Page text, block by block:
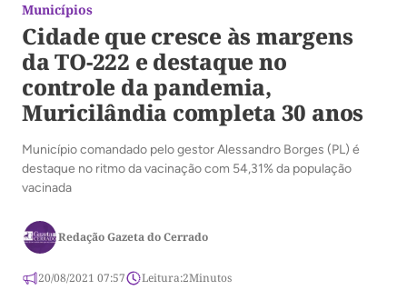
Municípios
Cidade que cresce às margens
da TO-222 e destaque no
controle da pandemia,
Muricilândia completa 30 anos
Município comandado pelo gestor Alessandro Borges (PL) é
destaque no ritmo da vacinação com 54,31% da população
vacinada
Redação Gazeta do Cerrado
20/08/2021 07:57 Leitura:2Minutos